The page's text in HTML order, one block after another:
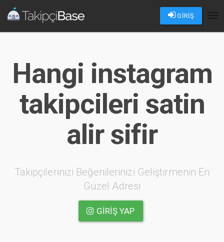
GİRİŞ
Hangi instagram
takipcileri satin
alir sifir
Takipçilerinizi Beğenilerinizi Geliştirmenin En
Güzel Adresi
GIRIŞ YAP